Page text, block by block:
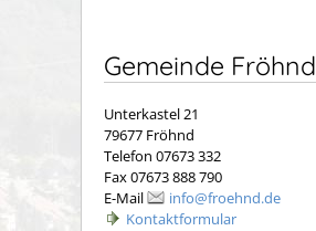
Gemeinde Fröhnd
Unterkastel 21
79677 Fröhnd
Telefon 07673 332
Fax 07673 888 790
E-Mail
info@froehnd.de
Kontaktformular